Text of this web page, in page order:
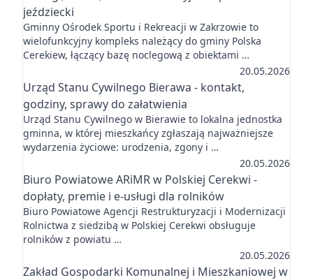
jeździecki
Gminny Ośrodek Sportu i Rekreacji w Zakrzowie to
wielofunkcyjny kompleks należący do gminy Polska
Cerekiew, łączący bazę noclegową z obiektami …
20.05.2026
Urząd Stanu Cywilnego Bierawa - kontakt,
godziny, sprawy do załatwienia
Urząd Stanu Cywilnego w Bierawie to lokalna jednostka
gminna, w której mieszkańcy zgłaszają najważniejsze
wydarzenia życiowe: urodzenia, zgony i …
20.05.2026
Biuro Powiatowe ARiMR w Polskiej Cerekwi -
dopłaty, premie i e-usługi dla rolników
Biuro Powiatowe Agencji Restrukturyzacji i Modernizacji
Rolnictwa z siedzibą w Polskiej Cerekwi obsługuje
rolników z powiatu …
20.05.2026
Zakład Gospodarki Komunalnej i Mieszkaniowej w